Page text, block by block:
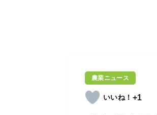
農業ニュース
+1